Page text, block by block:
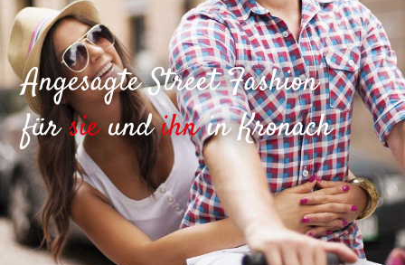
Angesagte Street Fashion
fürsieundihnin Kronach